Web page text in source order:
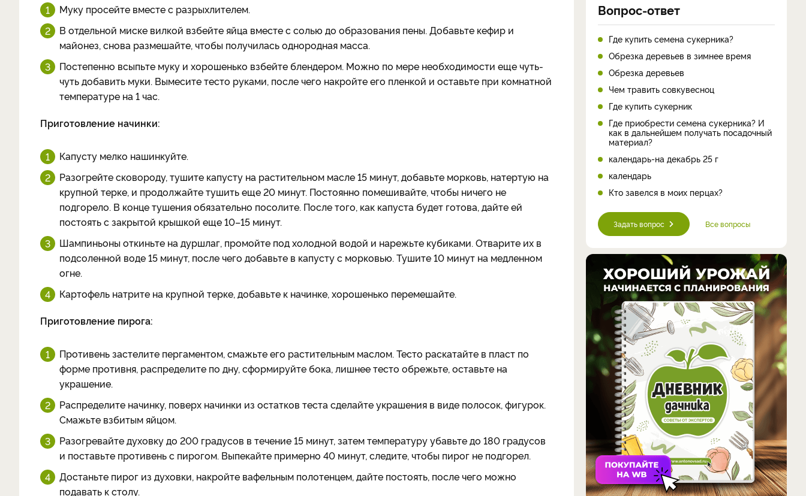
Муку просейте вместе с разрыхлителем.
В отдельной миске вилкой взбейте яйца вместе с солью до образования пены. Добавьте кефир и
майонез, снова размешайте, чтобы получилась однородная масса.
Постепенно всыпьте муку и хорошенько взбейте блендером. Можно по мере необходимости еще чуть-
чуть добавить муки. Вымесите тесто руками, после чего накройте его пленкой и оставьте при комнатной
температуре на 1 час.
Приготовление начинки:
Капусту мелко нашинкуйте.
Разогрейте сковороду, тушите капусту на растительном масле 15 минут, добавьте морковь, натертую на
крупной терке, и продолжайте тушить еще 20 минут. Постоянно помешивайте, чтобы ничего не
подгорело. В конце тушения обязательно посолите. После того, как капуста будет готова, дайте ей
постоять с закрытой крышкой еще 10–15 минут.
Шампиньоны откиньте на дуршлаг, промойте под холодной водой и нарежьте кубиками. Отварите их в
подсоленной воде 15 минут, после чего добавьте в капусту с морковью. Тушите 10 минут на медленном
огне.
Картофель натрите на крупной терке, добавьте к начинке, хорошенько перемешайте.
Приготовление пирога:
Противень застелите пергаментом, смажьте его растительным маслом. Тесто раскатайте в пласт по
форме противня, распределите по дну, сформируйте бока, лишнее тесто обрежьте, оставьте на
украшение.
Распределите начинку, поверх начинки из остатков теста сделайте украшения в виде полосок, фигурок.
Смажьте взбитым яйцом.
Разогревайте духовку до 200 градусов в течение 15 минут, затем температуру убавьте до 180 градусов
и поставьте противень с пирогом. Выпекайте примерно 40 минут, следите, чтобы пирог не подгорел.
Достаньте пирог из духовки, накройте вафельным полотенцем, дайте постоять, после чего можно
подавать к столу.
Вопрос-ответ
Где купить семена сукерника?
Обрезка деревьев в зимнее время
Обрезка деревьев
Чем травить совкувесноц
Где купить сукерник
Где приобрести семена сукерника? И
как в дальнейшем получать посадочный
материал?
календарь-на декабрь 25 г
календарь
Кто завелся в моих перцах?
Задать вопрос Все вопросы